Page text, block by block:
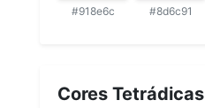
#918e6c #8d6c91
Cores Tetrádicas